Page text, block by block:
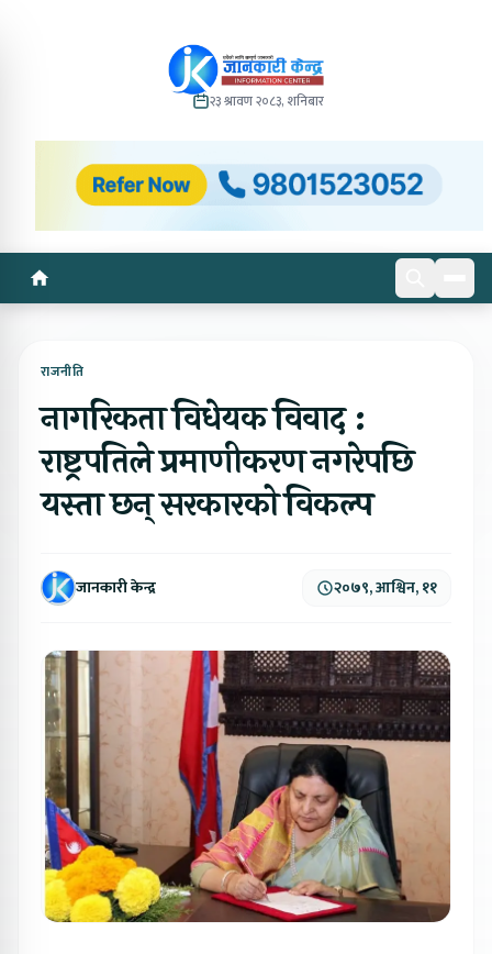
२३ श्रावण २०८३, शनिबार
राजनीति
नागरिकता विधेयक विवाद :
राष्ट्रपतिले प्रमाणीकरण नगरेपछि
यस्ता छन् सरकारको विकल्प
जानकारी केन्द्र २०७९, आश्विन, ११